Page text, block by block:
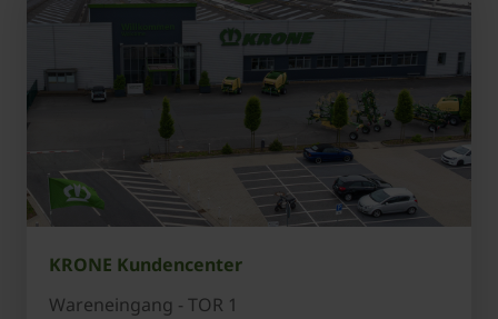
KRONE Kundencenter
Wareneingang - TOR 1